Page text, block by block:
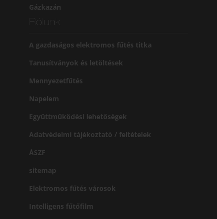
Gázkazán
A gazdaságos elektromos fűtés titka
Tanusítványok és letöltések
Mennyezetfűtés
Napelem
Együttműködési lehetőségek
Adatvédelmi tájékoztató / feltételek
ÁSZF
sitemap
Elektromos fűtés városok
Intelligens fűtőfilm